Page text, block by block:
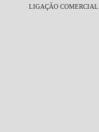
LIGAÇÃO